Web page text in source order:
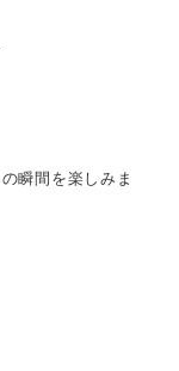
瞬間を楽しみま